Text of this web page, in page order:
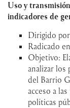
Uso y
indicadores de
Dirigido
Radicado
Objetivo:
analizar los
del Barrio
acceso a
políticas